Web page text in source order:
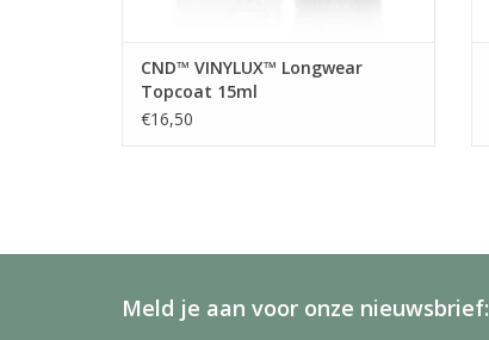
CND™ VINYLUX™ Longwear
Topcoat 15ml
€16,50
Meld je aan voor onze nieuwsbrief: